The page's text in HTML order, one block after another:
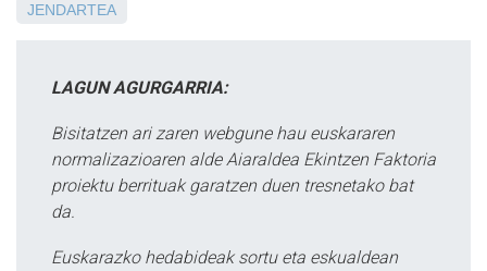
JENDARTEA
LAGUN AGURGARRIA:
Bisitatzen ari zaren webgune hau euskararen
normalizazioaren alde Aiaraldea Ekintzen Faktoria
proiektu berrituak garatzen duen tresnetako bat
da.
Euskarazko hedabideak sortu eta eskualdean